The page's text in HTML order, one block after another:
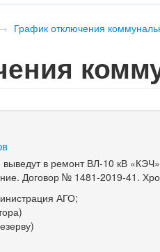
→ График отключения
выведут в ремонт ВЛ-10 кВ
Договор № 1481-2019-41.
АГО;